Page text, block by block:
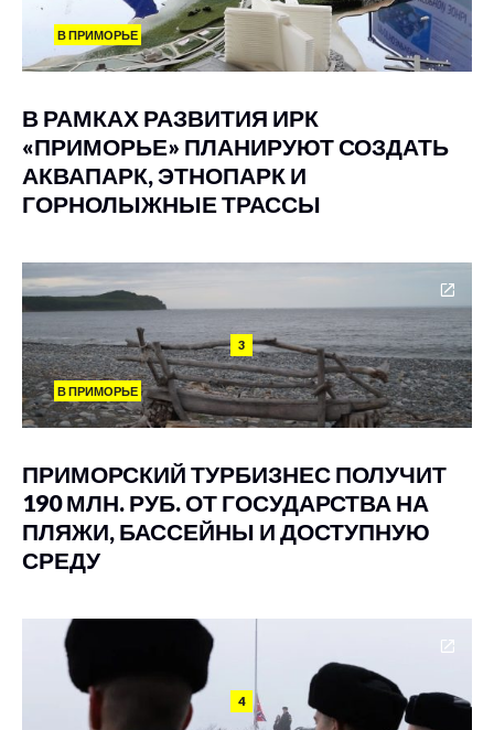
В ПРИМОРЬЕ
В РАМКАХ РАЗВИТИЯ ИРК
«ПРИМОРЬЕ» ПЛАНИРУЮТ СОЗДАТЬ
АКВАПАРК, ЭТНОПАРК И
ГОРНОЛЫЖНЫЕ ТРАССЫ
3
В ПРИМОРЬЕ
ПРИМОРСКИЙ ТУРБИЗНЕС ПОЛУЧИТ
190 МЛН. РУБ. ОТ ГОСУДАРСТВА НА
ПЛЯЖИ, БАССЕЙНЫ И ДОСТУПНУЮ
СРЕДУ
4